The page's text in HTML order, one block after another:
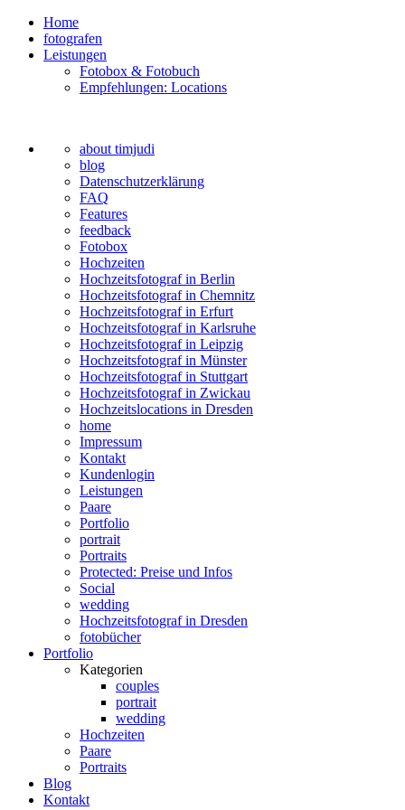
Home
fotografen
Leistungen
Fotobox & Fotobuch
Empfehlungen: Locations
about timjudi
blog
Datenschutzerklärung
FAQ
Features
feedback
Fotobox
Hochzeiten
Hochzeitsfotograf in Berlin
Hochzeitsfotograf in Chemnitz
Hochzeitsfotograf in Erfurt
Hochzeitsfotograf in Karlsruhe
Hochzeitsfotograf in Leipzig
Hochzeitsfotograf in Münster
Hochzeitsfotograf in Stuttgart
Hochzeitsfotograf in Zwickau
Hochzeitslocations in Dresden
home
Impressum
Kontakt
Kundenlogin
Leistungen
Paare
Portfolio
portrait
Portraits
Protected: Preise und Infos
Social
wedding
Hochzeitsfotograf in Dresden
fotobücher
Portfolio
Kategorien
couples
portrait
wedding
Hochzeiten
Paare
Portraits
Blog
Kontakt